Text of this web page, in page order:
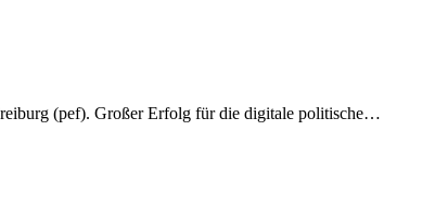
(pef). Großer Erfolg für die digitale politische…